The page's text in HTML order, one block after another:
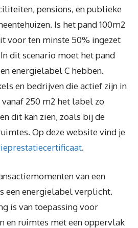
pensions, en publieke
Is het pand 100m2
voor ten minste 50% ingezet
dit scenario moet het pand
energielabel C hebben.
en bedrijven die actief zijn in
250 m2 het label zo
dit kan zien, zoals bij de
Op deze website vind je
.
van een
een energielabel verplicht.
is van toepassing voor
en ruimtes met een oppervlak